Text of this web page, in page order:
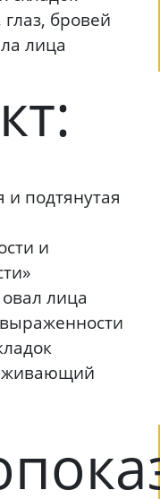
бровей
лица
и подтянутая
и
лица